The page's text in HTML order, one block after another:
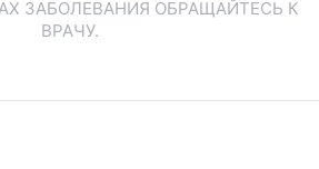
ЗАБОЛЕВАНИЯ ОБРАЩАЙТЕСЬ К
ВРАЧУ.